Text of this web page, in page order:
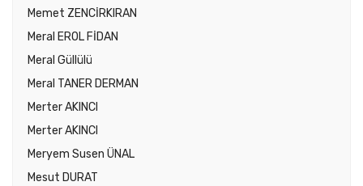
Memet ZENCİRKIRAN
Meral EROL FİDAN
Meral Güllülü
Meral TANER DERMAN
Merter AKINCI
Merter AKINCI
Meryem Susen ÜNAL
Mesut DURAT